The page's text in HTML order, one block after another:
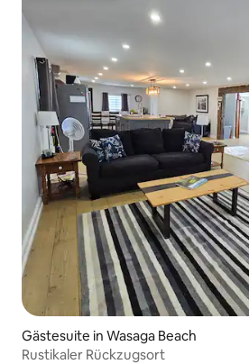
Gästesuite in Wasaga Beach
Rustikaler Rückzugsort